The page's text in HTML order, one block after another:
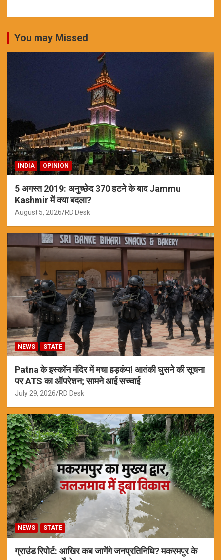
You may Missed
INDIA OPINION
5 अगस्त 2019: अनुच्छेद 370 हटने के बाद Jammu
Kashmir में क्या बदला?
August 5, 2026 RD Desk
NEWS STATE
Patna के इस्कॉन मंदिर में मचा हड़कंप! आतंकी घुसने की सूचना
पर ATS का ऑपरेशन; सामने आई सच्चाई
July 29, 2026 RD Desk
NEWS STATE
ग्राउंड रिपोर्ट: आखिर कब जागेंगे जनप्रतिनिधि? मकरमपुर के